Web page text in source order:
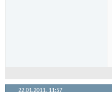
22.01.2011, 11:57